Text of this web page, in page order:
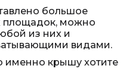
большое
площадок, можно
из них и
видами.
именно крышу хотите